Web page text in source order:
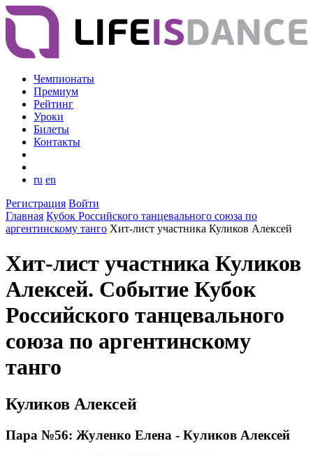
Чемпионаты
Премиум
Рейтинг
Уроки
Билеты
Контакты
ru en
Регистрация Войти
Главная Кубок Российского танцевального союза по
аргентинскому танго Хит-лист участника Куликов Алексей
Хит-лист участника Куликов
Алексей. Событие Кубок
Российского танцевального
союза по аргентинскому
танго
Куликов Алексей
Пара №56: Жуленко Елена - Куликов Алексей